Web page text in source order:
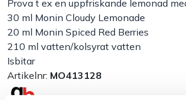
Prova t ex en uppfriskande lemonad
30 ml Monin Cloudy Lemonade
20 ml Monin Spiced Red Berries
210 ml vatten/kolsyrat vatten
Isbitar
Artikelnr: MO413128